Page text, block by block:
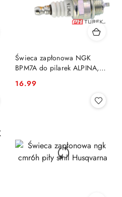
Świeca zapłonowa NGK
BPM7A do pilarek ALPINA,
Cena:
16.99